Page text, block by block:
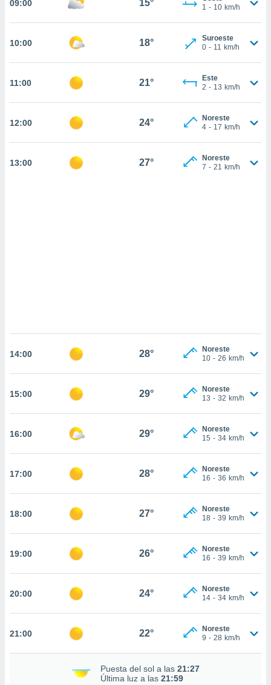
nuestros
nos
análisis
perfil
y
en
nuestra
aceptar
de
sitio
que
sean
para
ni para
no
web a
09:00 15°
1 - 10 km/h
10:00 18°
Suroeste
0 - 11 km/h
11:00 21°
Este
2 - 13 km/h
12:00 24°
Noreste
4 - 17 km/h
13:00 27°
Noreste
7 - 21 km/h
14:00 28°
Noreste
10 - 26 km/h
15:00 29°
Noreste
13 - 32 km/h
16:00 29°
Noreste
15 - 34 km/h
17:00 28°
Noreste
16 - 36 km/h
18:00 27°
Noreste
18 - 39 km/h
19:00 26°
Noreste
16 - 39 km/h
20:00 24°
Noreste
14 - 34 km/h
21:00 22°
Noreste
9 - 28 km/h
Puesta del sol a las 21:27
Última luz a las 21:59